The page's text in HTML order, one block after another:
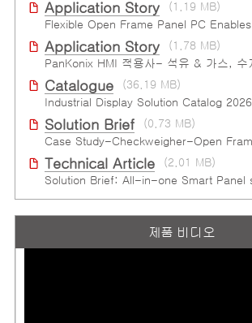
Application Story
(1.19 MB)
Application Story
(1.78 MB)
Catalogue
(36.19 MB)
Industrial Display Solution Catalog 2026
Solution Brief
(0.73 MB)
Technical Article
(2.01 MB)
제품 비디오